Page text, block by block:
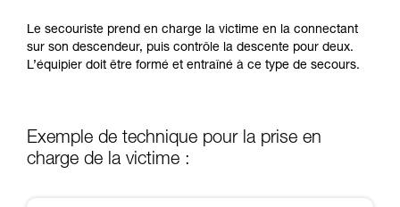
Le secouriste prend en charge la victime en la connectant
sur son descendeur, puis contrôle la descente pour deux.
L’équipier doit être formé et entraîné à ce type de secours.
Exemple de technique pour la prise en
charge de la victime :